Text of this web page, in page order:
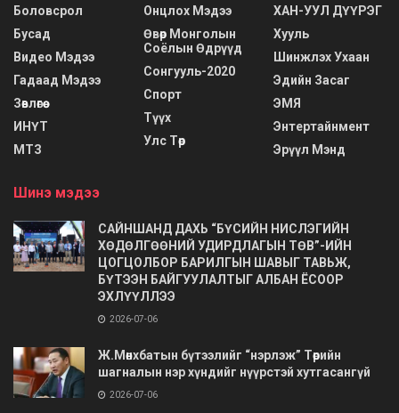
Боловсрол
Бусад
Видео Мэдээ
Гадаад Мэдээ
Зөвлөгөө
ИНҮТ
МТЗ
Онцлох Мэдээ
Өвөр Монголын
Соёлын Өдрүүд
Сонгууль-2020
Спорт
Түүх
Улс Төр
ХАН-УУЛ ДҮҮРЭГ
Хууль
Шинжлэх Ухаан
Эдийн Засаг
ЭМЯ
Энтертайнмент
Эрүүл Мэнд
Шинэ мэдээ
САЙНШАНД ДАХЬ “БҮСИЙН НИСЛЭГИЙН
ХӨДӨЛГӨӨНИЙ УДИРДЛАГЫН ТӨВ”-ИЙН
ЦОГЦОЛБОР БАРИЛГЫН ШАВЫГ ТАВЬЖ,
БҮТЭЭН БАЙГУУЛАЛТЫГ АЛБАН ЁСООР
ЭХЛҮҮЛЛЭЭ
2026-07-06
Ж.Мөнхбатын бүтээлийг “нэрлэж” Төрийн
шагналын нэр хүндийг нүүрстэй хутгасангүй
2026-07-06